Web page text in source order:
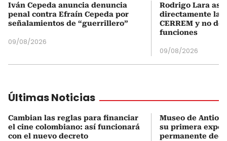
Iván Cepeda anuncia denuncia
penal contra Efraín Cepeda por
señalamientos de “guerrillero”
09/08/2026
Rodrigo Lara
directamente la
CERREM y no
funciones
09/08/2026
Últimas Noticias
Cambian las reglas para financiar
el cine colombiano: así funcionará
con el nuevo decreto
Museo de
su primera
permanente